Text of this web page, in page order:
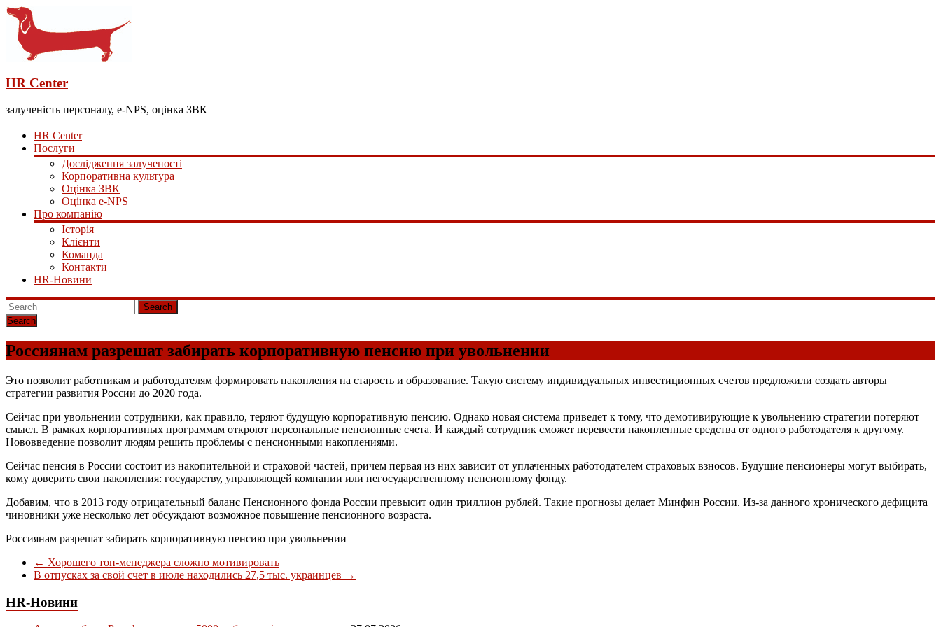
HR Center
залученість персоналу, e-NPS, оцінка ЗВК
HR Center
Послуги
Дослідження залученості
Корпоративна культура
Оцінка ЗВК
Оцінка e-NPS
Про компанію
Історія
Клієнти
Команда
Контакти
HR-Новини
Search
Россиянам разрешат забирать корпоративную пенсию при увольнении
Это позволит работникам и работодателям формировать накопления на старость и образование. Такую систему индивидуальных инвестиционных счетов предложили создать авторы
стратегии развития России до 2020 года.
Сейчас при увольнении сотрудники, как правило, теряют будущую корпоративную пенсию. Однако новая система приведет к тому, что демотивирующие к увольнению стратегии потеряют
смысл. В рамках корпоративных программам откроют персональные пенсионные счета. И каждый сотрудник сможет перевести накопленные средства от одного работодателя к другому.
Нововведение позволит людям решить проблемы с пенсионными накоплениями.
Сейчас пенсия в России состоит из накопительной и страховой частей, причем первая из них зависит от уплаченных работодателем страховых взносов. Будущие пенсионеры могут выбирать,
кому доверить свои накопления: государству, управляющей компании или негосударственному пенсионному фонду.
Добавим, что в 2013 году отрицательный баланс Пенсионного фонда России превысит один триллион рублей. Такие прогнозы делает Минфин России. Из-за данного хронического дефицита
чиновники уже несколько лет обсуждают возможное повышение пенсионного возраста.
Россиянам разрешат забирать корпоративную пенсию при увольнении
← Хорошего топ-менеджера сложно мотивировать
В отпусках за свой счет в июле находились 27,5 тыс. украинцев →
HR-Новини